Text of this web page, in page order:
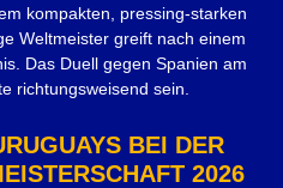
kompakten, pressing-starken
Weltmeister greift nach einem
Das Duell gegen Spanien am
richtungsweisend sein.
BEI DER
2026